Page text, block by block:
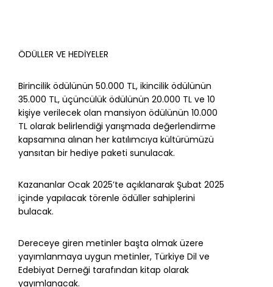
ÖDÜLLER VE HEDİYELER
Birincilik ödülünün 50.000 TL, ikincilik ödülünün
35.000 TL, üçüncülük ödülünün 20.000 TL ve 10
kişiye verilecek olan mansiyon ödülünün 10.000
TL olarak belirlendiği yarışmada değerlendirme
kapsamına alınan her katılımcıya kültürümüzü
yansıtan bir hediye paketi sunulacak.
Kazananlar Ocak 2025’te açıklanarak Şubat 2025
içinde yapılacak törenle ödüller sahiplerini
bulacak.
Dereceye giren metinler başta olmak üzere
yayımlanmaya uygun metinler, Türkiye Dil ve
Edebiyat Derneği tarafından kitap olarak
yayımlanacak.